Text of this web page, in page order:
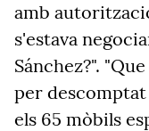
amb
s'estava
Sánchez?".
per
els 65 mòbils